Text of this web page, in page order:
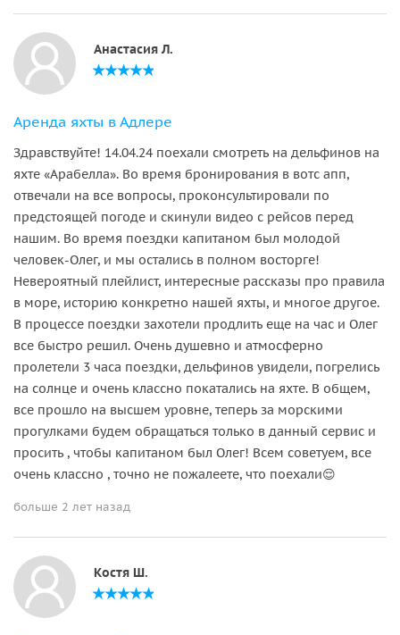
Анастасия Л.
Аренда яхты в Адлере
Здравствуйте! 14.04.24 поехали смотреть на дельфинов на
яхте «Арабелла». Во время бронирования в вотс апп,
отвечали на все вопросы, проконсультировали по
предстоящей погоде и скинули видео с рейсов перед
нашим. Во время поездки капитаном был молодой
человек-Олег, и мы остались в полном восторге!
Невероятный плейлист, интересные рассказы про правила
в море, историю конкретно нашей яхты, и многое другое.
В процессе поездки захотели продлить еще на час и Олег
все быстро решил. Очень душевно и атмосферно
пролетели 3 часа поездки, дельфинов увидели, погрелись
на солнце и очень классно покатались на яхте. В общем,
все прошло на высшем уровне, теперь за морскими
прогулками будем обращаться только в данный сервис и
просить , чтобы капитаном был Олег! Всем советуем, все
очень классно , точно не пожалеете, что поехали😌
больше 2 лет назад
Костя Ш.